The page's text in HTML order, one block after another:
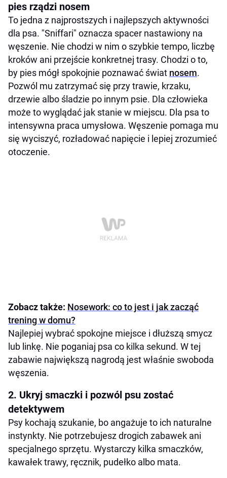
pies rządzi nosem
To jedna z najprostszych i najlepszych aktywności
dla psa. "Sniffari" oznacza spacer nastawiony na
węszenie. Nie chodzi w nim o szybkie tempo, liczbę
kroków ani przejście konkretnej trasy. Chodzi o to,
by pies mógł spokojnie poznawać świat nosem.
Pozwól mu zatrzymać się przy trawie, krzaku,
drzewie albo śladzie po innym psie. Dla człowieka
może to wyglądać jak stanie w miejscu. Dla psa to
intensywna praca umysłowa. Węszenie pomaga mu
się wyciszyć, rozładować napięcie i lepiej zrozumieć
otoczenie.
Zobacz także: Nosework: co to jest i jak zacząć
trening w domu?
Najlepiej wybrać spokojne miejsce i dłuższą smycz
lub linkę. Nie poganiaj psa co kilka sekund. W tej
zabawie największą nagrodą jest właśnie swoboda
węszenia.
2. Ukryj smaczki i pozwól psu zostać
detektywem
Psy kochają szukanie, bo angażuje to ich naturalne
instynkty. Nie potrzebujesz drogich zabawek ani
specjalnego sprzętu. Wystarczy kilka smaczków,
kawałek trawy, ręcznik, pudełko albo mata.